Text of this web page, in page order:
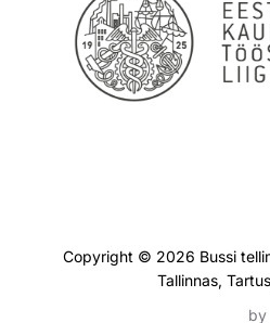
Copyright © 2026 Bussi
Tallinnas,
by